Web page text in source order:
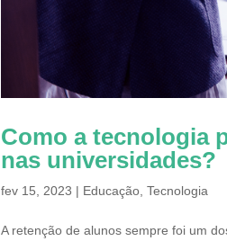
Como a tecnologia
nas universidades?
fev 15, 2023 | Educação,Tecnologia
A retenção de alunos sempre foi um